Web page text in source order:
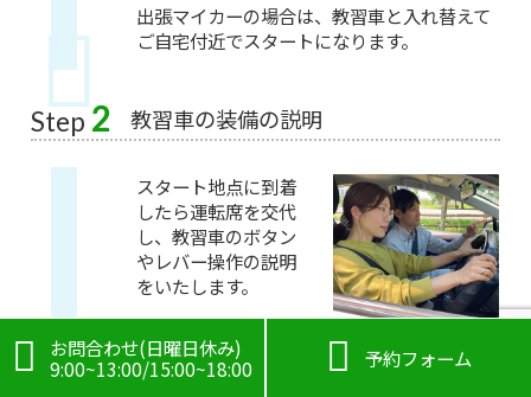
出張マイカーの場合は、教習車と入れ替えて
ご自宅付近でスタートになります。
Step 2 教習車の装備の説明
スタート地点に到着
したら運転席を交代
し、教習車のボタン
やレバー操作の説明
をいたします。
ハザードボタンの使
い方や、パッシング
などの用途についてご説明いたします。

お問合わせ(日曜日休み)
9:00~13:00/15:00~18:00
 予約フォーム